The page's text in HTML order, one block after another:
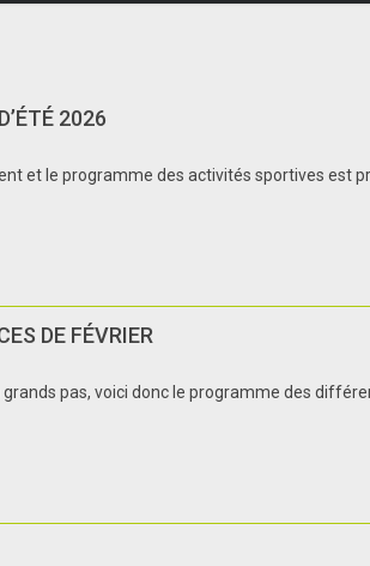
2026
et le programme des activités sportives est
DE FÉVRIER
grands pas, voici donc le programme des